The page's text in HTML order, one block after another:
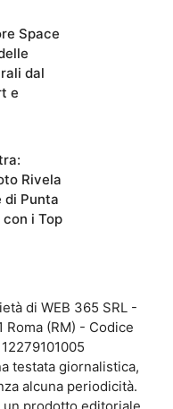
Space
dal
e
Rivela
Punta
i Top
di WEB 365 SRL -
Roma (RM) - Codice
testata giornalistica,
alcuna periodicità.
prodotto editoriale